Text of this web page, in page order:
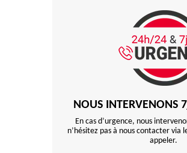
NOUS
En cas d’urgence, nous
n’hésitez pas à nous contacter via
appeler.